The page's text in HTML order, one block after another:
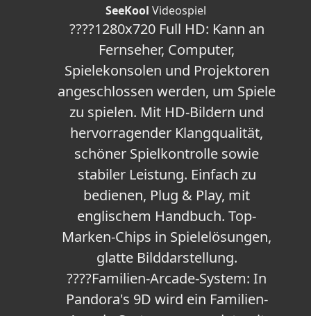
SeeKool Videospiel
????1280x720 Full HD: Kann an
Fernseher, Computer,
Spielekonsolen und Projektoren
angeschlossen werden, um Spiele
zu spielen. Mit HD-Bildern und
hervorragender Klangqualität,
schöner Spielkontrolle sowie
stabiler Leistung. Einfach zu
bedienen, Plug & Play, mit
englischem Handbuch. Top-
Marken-Chips in Spielelösungen,
glatte Bilddarstellung.
????Familien-Arcade-System: In
Pandora's 9D wird ein Familien-